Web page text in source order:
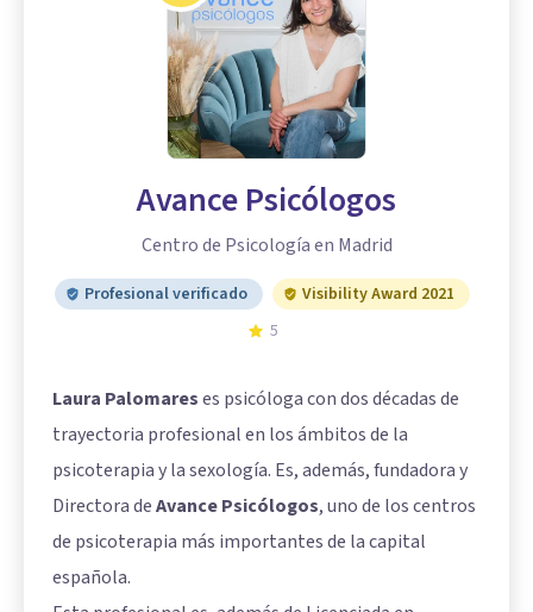
Avance Psicólogos
Centro de Psicología en Madrid
Profesional verificado
Visibility Award 2021
5
Laura Palomareses psicóloga con dos décadas de
trayectoria profesional en los ámbitos de la
psicoterapia y la sexología. Es, además, fundadora y
Directora deAvance Psicólogos, uno de los centros
de psicoterapia más importantes de la capital
española.